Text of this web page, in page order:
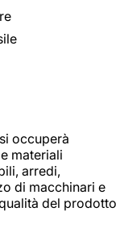
occuperà
materiali
arredi,
di macchinari e
del prodotto